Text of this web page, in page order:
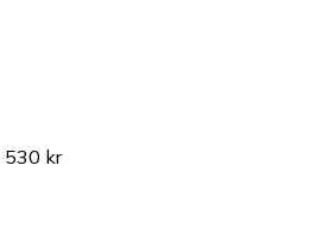
530 kr